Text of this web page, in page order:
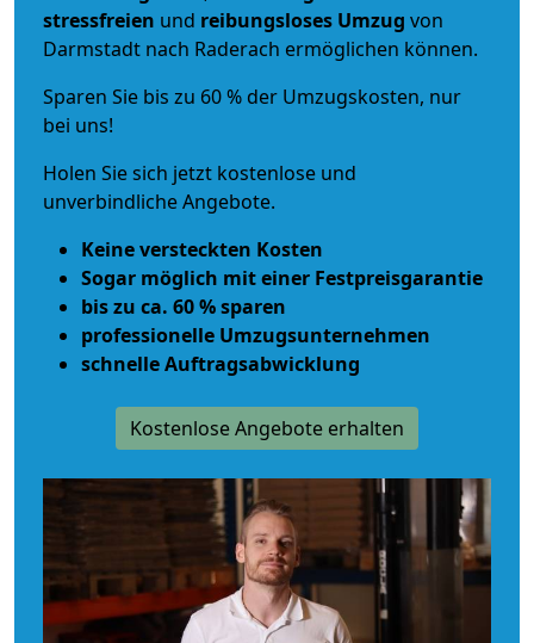
stressfreien und reibungsloses Umzug von
Darmstadt nach Raderach ermöglichen können.
Sparen Sie bis zu 60 % der Umzugskosten, nur
bei uns!
Holen Sie sich jetzt kostenlose und
unverbindliche Angebote.
Keine versteckten Kosten
Sogar möglich mit einer Festpreisgarantie
bis zu ca. 60 % sparen
professionelle Umzugsunternehmen
schnelle Auftragsabwicklung
Kostenlose Angebote erhalten